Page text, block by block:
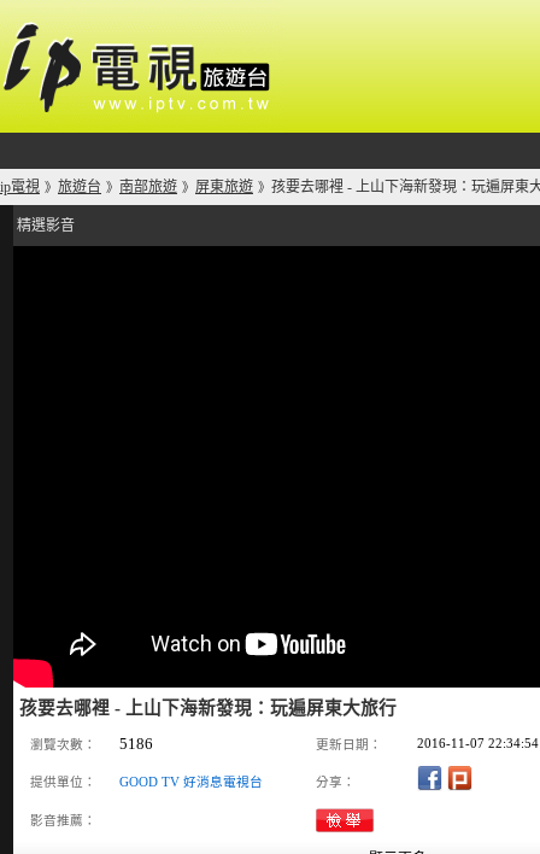
ip電視 》 旅遊台 》 南部旅遊 》 屏東旅遊 》 孩要去哪裡 - 上山下海新發現：玩遍屏東
精選影音
孩要去哪裡 - 上山下海新發現：玩遍屏東大旅行
瀏覽次數： 5186 更新日期： 2016-11-07 22:34:54
提供單位： GOOD TV 好消息電視台 分享：
影音推薦：